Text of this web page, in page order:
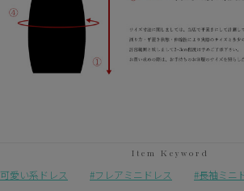
可愛い系ドレス フレアミニドレス
長袖ミニ